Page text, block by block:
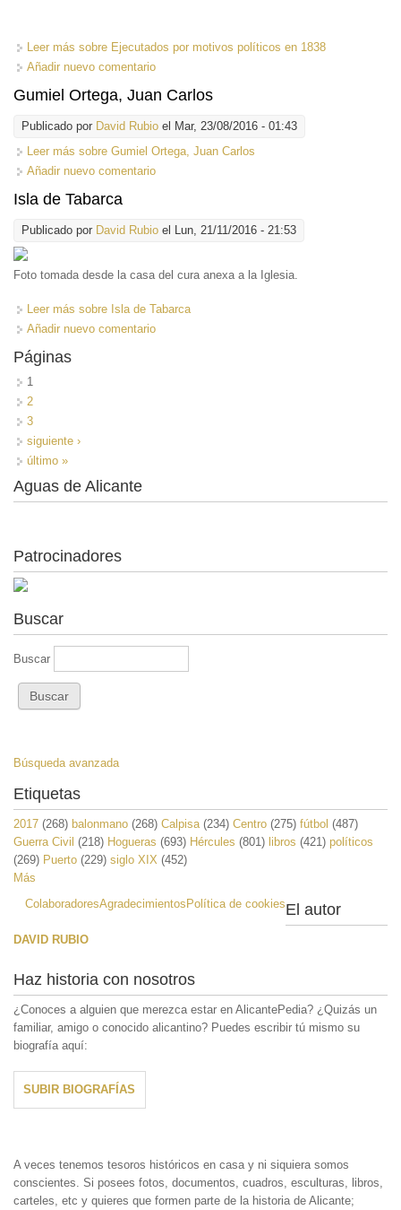
Leer más sobre Ejecutados por motivos políticos en 1838
Añadir nuevo comentario
Gumiel Ortega, Juan Carlos
Publicado por David Rubio el Mar, 23/08/2016 - 01:43
Leer más sobre Gumiel Ortega, Juan Carlos
Añadir nuevo comentario
Isla de Tabarca
Publicado por David Rubio el Lun, 21/11/2016 - 21:53
Foto tomada desde la casa del cura anexa a la Iglesia.
Leer más sobre Isla de Tabarca
Añadir nuevo comentario
Páginas
1
2
3
siguiente ›
último »
Aguas de Alicante
Patrocinadores
Buscar
Buscar
Búsqueda avanzada
Etiquetas
2017 (268) balonmano (268) Calpisa(234) Centro (275) fútbol (487)
Guerra Civil (218) Hogueras (693) Hércules (801) libros (421) políticos
(269) Puerto (229) siglo XIX (452)
Más
ColaboradoresAgradecimientosPolítica de cookiesEl autor
DAVID RUBIO
Haz historia con nosotros
¿Conoces a alguien que merezca estar en AlicantePedia? ¿Quizás un
familiar, amigo o conocido alicantino? Puedes escribir tú mismo su
biografía aquí:
SUBIR BIOGRAFÍAS
A veces tenemos tesoros históricos en casa y ni siquiera somos
conscientes. Si posees fotos, documentos, cuadros, esculturas, libros,
carteles, etc y quieres que formen parte de la historia de Alicante;